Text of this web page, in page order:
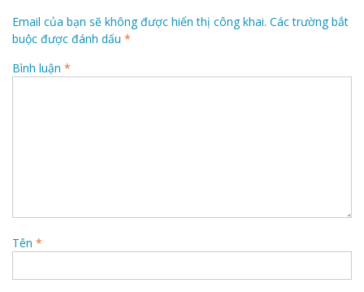
Email của bạn sẽ không được hiển thị công khai. Các trường bắt
buộc được đánh dấu *
Bình luận *
Tên *